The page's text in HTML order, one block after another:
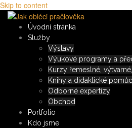
Skip to content
Úvodní stránka
Služby
Výstavy
Výukové programy a
Kurzy řemeslné,
Knihy a didaktické
Odborné expertízy
Obchod
Portfolio
Kdo jsme